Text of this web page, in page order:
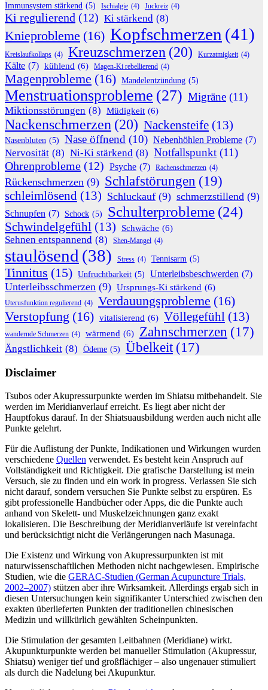
Immunsystem stärkend (5) Ischialgie (4) Juckreiz (4)
Ki regulierend (12) Ki stärkend (8)
Knieprobleme (16) Kopfschmerzen (41)
Kreislaufkollaps (4) Kreuzschmerzen (20) Kurzatmigkeit (4)
Kälte (7) kühlend (6) Magen-Ki rebellierend (4)
Magenprobleme (16) Mandelentzündung (5)
Menstruationsprobleme (27) Migräne (11)
Miktionsstörungen (8) Müdigkeit (6)
Nackenschmerzen (20) Nackensteife (13)
Nasenbluten (5) Nase öffnend (10) Nebenhöhlen Probleme (7)
Nervosität (8) Ni-Ki stärkend (8) Notfallspunkt (11)
Ohrenprobleme (12) Psyche (7) Rachenschmerzen (4)
Rückenschmerzen (9) Schlafstörungen (19)
schleimlösend (13) Schluckauf (9) schmerzstillend (9)
Schnupfen (7) Schock (5) Schulterprobleme (24)
Schwindelgefühl (13) Schwäche (6)
Sehnen entspannend (8) Shen-Mangel (4)
staulösend (38) Stress (4) Tennisarm (5)
Tinnitus (15) Unfruchtbarkeit (5) Unterleibsbeschwerden (7)
Unterleibsschmerzen (9) Ursprungs-Ki stärkend (6)
Uterusfunktion regulierend (4) Verdauungsprobleme (16)
Verstopfung (16) vitalisierend (6) Völlegefühl (13)
wandernde Schmerzen (4) wärmend (6) Zahnschmerzen (17)
Ängstlichkeit (8) Ödeme (5) Übelkeit (17)
Disclaimer
Tsubos oder Akupressurpunkte werden im Shiatsu mitbehandelt. Sie
werden im Meridianverlauf erreicht. Es liegt aber nicht der
Hauptfokus darauf. In der Shiatsuausbildung werden auch nicht alle
Punkte gelehrt.
Für die Auflistung der Punkte, Indikationen und Wirkungen wurden
verschiedene Quellen verwendet. Es besteht kein Anspruch auf
Vollständigkeit und Richtigkeit. Die grafische Darstellung ist mein
Versuch, sie zu finden und ein work in progress. Verlassen Sie sich
nicht darauf, sondern versuchen Sie Punkte selbst zu erspüren. Es
gibt professionelle Handbücher oder Apps, die die Punkte auch
anhand von Skelett- und Muskelzeichnungen ganz exakt
lokalisieren. Die Beschreibung der Meridianverläufe ist vereinfacht
und berücksichtigt nicht die Verlängerungen nach Masunaga.
Die Existenz und Wirkung von Akupressurpunkten ist mit
naturwissenschaftlichen Methoden nicht nachgewiesen. Empirische
Studien, wie die GERAC-Studien (German Acupuncture Trials,
2002–2007) stützen aber ihre Wirksamkeit. Allerdings ergab sich in
diesen Untersuchungen kein signifikanter Unterschied zwischen den
exakten überlieferten Punkten der traditionellen chinesischen
Medizin und willkürlich gewählten Scheinpunkten.
Die Stimulation der gesamten Leitbahnen (Meridiane) wirkt.
Akupunkturpunkte werden bei manueller Stimulation (Akupressur,
Shiatsu) weniger tief und großflächiger – also ungenauer stimuliert
als durch die Nadelung bei Akupunktur.